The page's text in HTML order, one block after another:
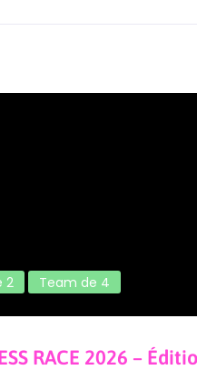
2 Team de 4
RACE 2026 –